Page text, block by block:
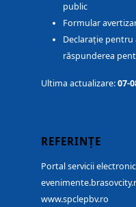
public
Formular
Declarație
răspunderea
Ultima actualizare:07-
REFERINȚE
Portal servicii
www.spclepbv.ro